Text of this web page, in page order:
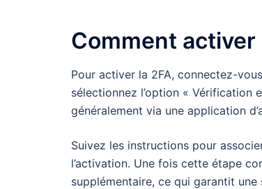
Comment
Pour activer la 2FA, connectez-
sélectionnez l’option « Vérification
généralement via une application
Suivez les instructions pour
l’activation. Une fois cette étape
supplémentaire, ce qui garantit une